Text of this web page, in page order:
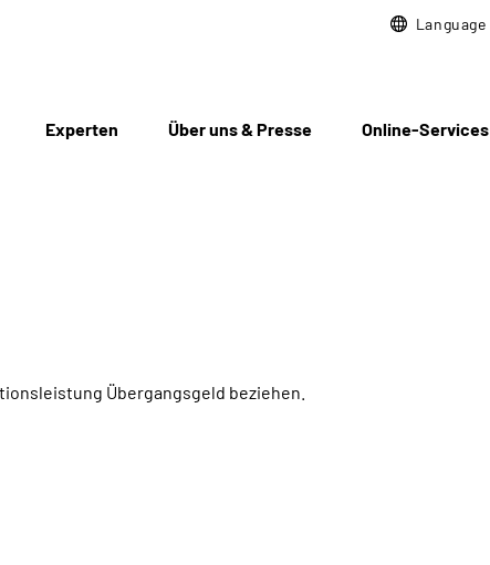
Language
Experten Über uns & Presse Online-Services
Übergangsgeld beziehen.